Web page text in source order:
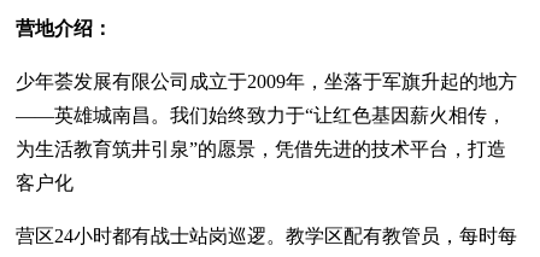
营地介绍：
少年荟发展有限公司成立于2009年，坐落于军旗升起的地方
——英雄城南昌。我们始终致力于“让红色基因薪火相传，
为生活教育筑井引泉”的愿景，凭借先进的技术平台，打造
客户化
营区24小时都有战士站岗巡逻。教学区配有教管员，每时每